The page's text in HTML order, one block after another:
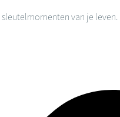
van je leven.